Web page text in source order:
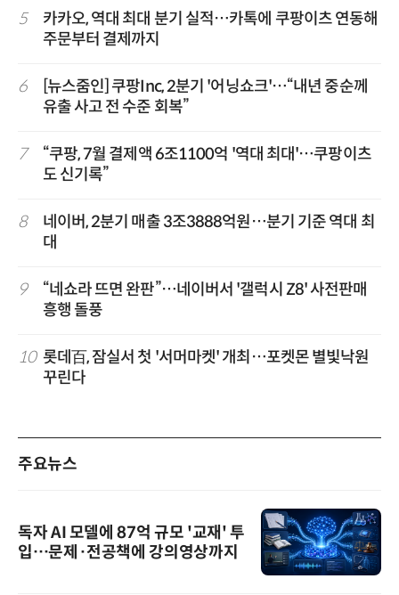
5
카카오, 역대 최대 분기 실적…카톡에 쿠팡이츠 연동해
주문부터 결제까지
6
[뉴스줌인] 쿠팡Inc, 2분기 '어닝쇼크'…“내년 중순께
유출 사고 전 수준 회복”
7
“쿠팡, 7월 결제액 6조1100억 '역대 최대'…쿠팡이츠
도 신기록”
8
네이버, 2분기 매출 3조3888억원…분기 기준 역대 최
대
9
“네쇼라 뜨면 완판”…네이버서 '갤럭시 Z8' 사전판매
흥행 돌풍
10 롯데百, 잠실서 첫 '서머마켓' 개최…포켓몬 별빛낙원
꾸린다
주요뉴스
독자 AI 모델에 87억 규모 '교재' 투
입…문제·전공책에 강의영상까지